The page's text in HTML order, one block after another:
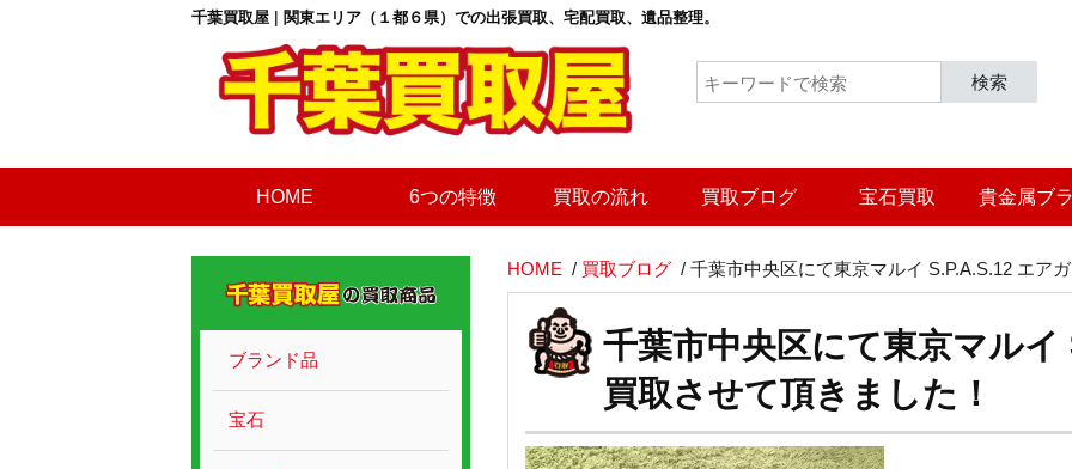
千葉買取屋 | 関東エリア（１都６県）での出張買取、宅配買取、遺品整理。
検索
HOME 6つの特徴 買取の流れ 買取ブログ 宝石買取 貴金属ブ
ブランド品
宝石
HOME / 買取ブログ/ 千葉市中央区にて東京マルイ S.P.A.S.12 エア
千葉市中央区にて東京マル
買取させて頂きました！